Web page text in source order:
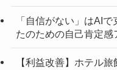
「自信がない」はAI
たのための自己肯定感
【利益改善】ホテル